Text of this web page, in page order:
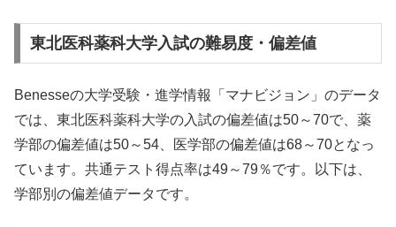
東北医科薬科大学入試の難易度・偏差値
Benesseの大学受験・進学情報「マナビジョン」のデータ
では、東北医科薬科大学の入試の偏差値は50～70で、薬
学部の偏差値は50～54、医学部の偏差値は68～70となっ
ています。共通テスト得点率は49～79％です。以下は、
学部別の偏差値データです。